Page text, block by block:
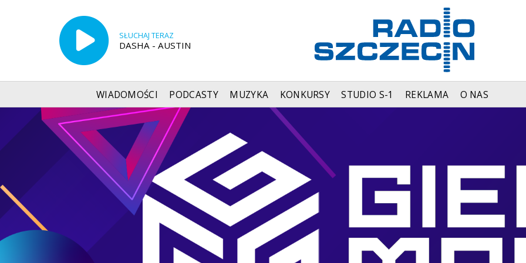
SŁUCHAJ TERAZ
DASHA - AUSTIN
WIADOMOŚCI PODCASTY MUZYKA KONKURSY STUDIO S-1 REKLAMA O NAS